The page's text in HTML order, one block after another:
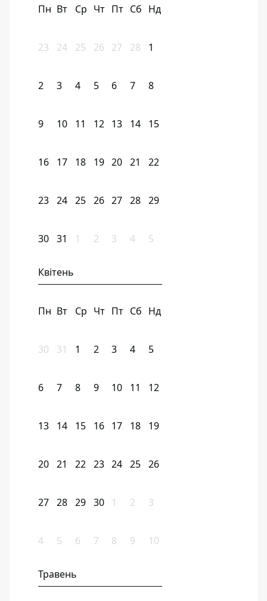
Пн Вт Ср Чт Пт Сб Нд
23 24 25 26 27 28 1
2 3 4 5 6 7 8
9 10 11 12 13 14 15
16 17 18 19 20 21 22
23 24 25 26 27 28 29
30 31 1 2 3 4 5
Квітень
Пн Вт Ср Чт Пт Сб Нд
30 31 1 2 3 4 5
6 7 8 9 10 11 12
13 14 15 16 17 18 19
20 21 22 23 24 25 26
27 28 29 30 1 2 3
4 5 6 7 8 9 10
Травень